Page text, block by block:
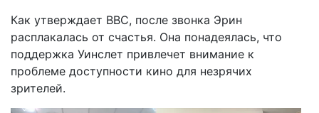
Как утверждает ВВС, после звонка Эрин
расплакалась от счастья. Она понадеялась, что
поддержка Уинслет привлечет внимание к
проблеме доступности кино для незрячих
зрителей.